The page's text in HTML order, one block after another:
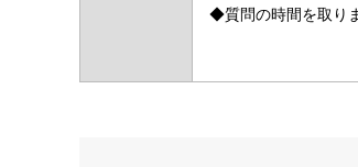
◆質問の時間を取り